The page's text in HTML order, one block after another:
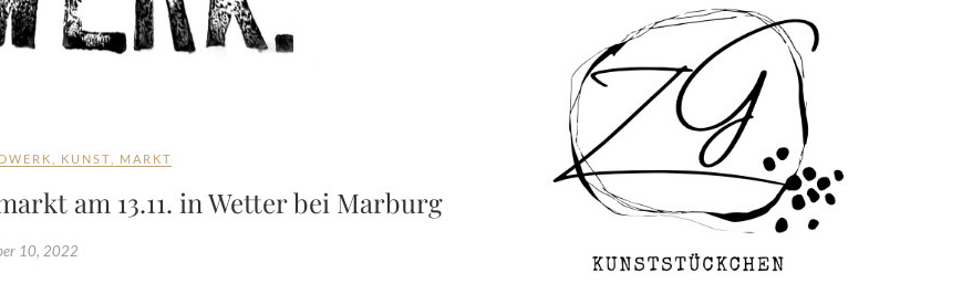
KUNST MARKT
am 13.11. in Wetter bei Marburg
10, 2022